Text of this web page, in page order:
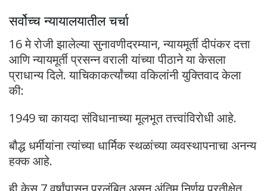
सर्वोच्च न्यायालयातील चर्चा
16 मे रोजी झालेल्या सुनावणीदरम्यान, न्यायमूर्ती दीपंकर दत्ता
आणि न्यायमूर्ती प्रसन्न वराली यांच्या पीठाने या केसला
प्राधान्य दिले. याचिकाकर्त्यांच्या वकिलांनी युक्तिवाद केला
की:
1949 चा कायदा संविधानाच्या मूलभूत तत्त्वांविरोधी आहे.
बौद्ध धर्मीयांना त्यांच्या धार्मिक स्थळांच्या व्यवस्थापनाचा अनन्य
हक्क आहे.